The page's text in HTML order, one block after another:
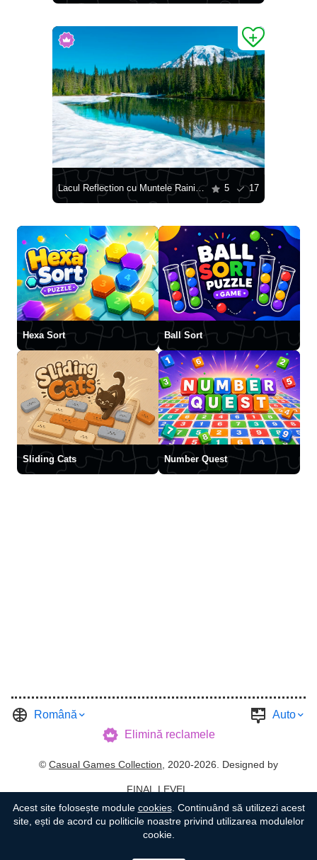
Lacul Reflection cu Muntele Rainier pe fundal 5 17
Hexa Sort Ball Sort
Sliding Cats Number Quest
Română
Auto
Elimină reclamele
© Casual Games Collection, 2020-2026. Designed by
FINAL LEVEL.
Termeni Confidențialitate Gazda garajului
Acest site folosește module cookies. Continuând să utilizezi acest
site, ești de acord cu politicile noastre privind utilizarea modulelor
cookie.